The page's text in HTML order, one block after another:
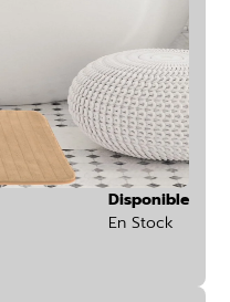
Disponible
En Stock